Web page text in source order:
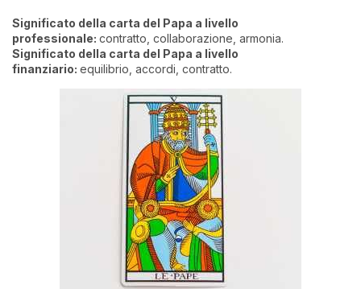
Significato della carta del Papa a livello
professionale: contratto, collaborazione, armonia.
Significato della carta del Papa a livello
finanziario: equilibrio, accordi, contratto.